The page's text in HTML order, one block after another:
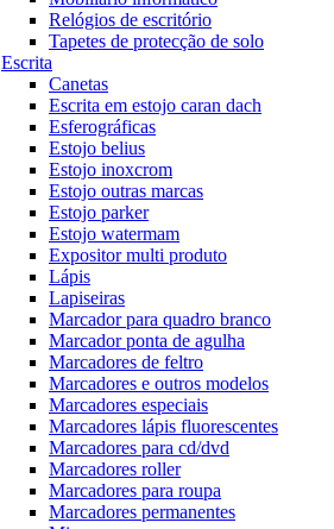
Relógios de escritório
Tapetes de protecção de solo
Escrita
Canetas
Escrita em estojo caran dach
Esferográficas
Estojo belius
Estojo inoxcrom
Estojo outras marcas
Estojo parker
Estojo watermam
Expositor multi produto
Lápis
Lapiseiras
Marcador para quadro branco
Marcador ponta de agulha
Marcadores de feltro
Marcadores e outros modelos
Marcadores especiais
Marcadores lápis fluorescentes
Marcadores para cd/dvd
Marcadores roller
Marcadores para roupa
Marcadores permanentes